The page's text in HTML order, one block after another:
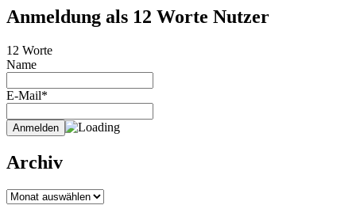
Anmeldung als 12 Worte Nutzer
12 Worte
Name
E-Mail*
Archiv
Archiv